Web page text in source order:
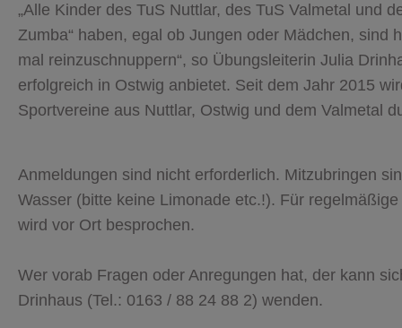
„Alle Kinder des TuS Nuttlar, des TuS Valmetal und
Zumba“ haben, egal ob Jungen oder Mädchen, sind
mal reinzuschnuppern“, so Übungsleiterin Julia
erfolgreich in Ostwig anbietet. Seit dem Jahr 2015
Sportvereine aus Nuttlar, Ostwig und dem Valmetal
Anmeldungen sind nicht erforderlich. Mitzubringen
Wasser (bitte keine Limonade etc.!). Für
wird vor Ort besprochen.
Wer vorab Fragen oder Anregungen hat, der kann
Drinhaus (Tel.: 0163 / 88 24 88 2) wenden.